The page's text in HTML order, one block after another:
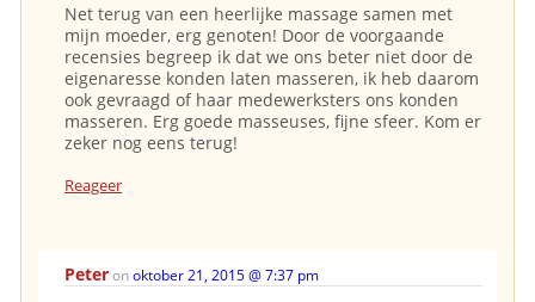
Net terug van een heerlijke massage samen met
mijn moeder, erg genoten! Door de voorgaande
recensies begreep ik dat we ons beter niet door de
eigenaresse konden laten masseren, ik heb daarom
ook gevraagd of haar medewerksters ons konden
masseren. Erg goede masseuses, fijne sfeer. Kom er
zeker nog eens terug!
Reageer
Peteronoktober 21, 2015 @ 7:37 pm